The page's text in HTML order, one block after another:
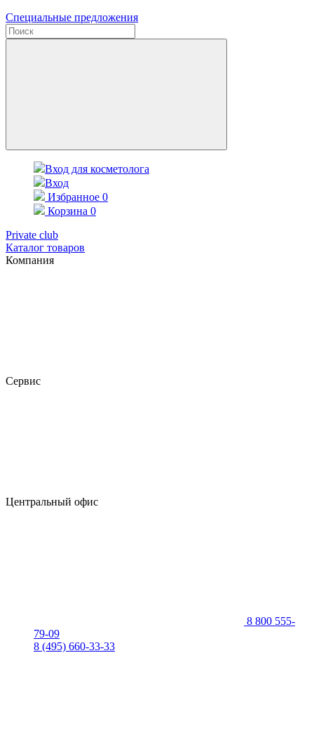
Специальные предложения
Вход для косметолога
Вход
Избранное 0
Корзина 0
Private club
Каталог товаров
Компания
Сервис
Центральный офис
8 800 555-
79-09
8 (495) 660-33-33